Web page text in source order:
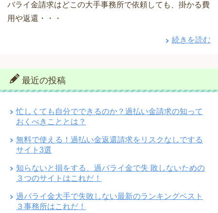
バライ金請求はどこの大手事務所で依頼しても、掛かる費
用や返還・・・
続きを読む
最近の投稿
忙しくても自分でできるのか？過払い金請求の知って
おくべきこととは？
無料で使える！過払い金返還請求をリスクなしでする
サイト3選
知らないと損をする、過バライ金で失 敗しないための
３つのサイトはこれだ！
過バライ金大手で失敗しない最新のランキングベスト
３事務所はこれだ！